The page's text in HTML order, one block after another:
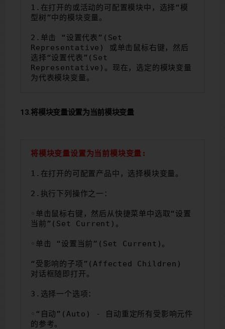
1.在打开的或活动的可配置模块中，选择“模
型树”中的模块变量。
2.单击 “设置代表”(Set
Representative) 或单击鼠标右键，然后
选择“设置代表”(Set
Representative)。现在，选定的模块变量
为代表模块变量。
13.将模块变量设置为当前模块变量
将模块变量设置为当前模块变量:
1.在打开的可配置产品中，选择模块变量。
2.执行下列操作之一：
◦单击鼠标右键，然后从快捷菜单中选取“设置
当前”(Set Current)。
◦单击 “设置当前”(Set Current)。
“受影响的子项”(Affected Children)
对话框随即打开。
3.选择一个选项：
◦“自动”(Auto) - 自动重定所有受影响元件
的参考。